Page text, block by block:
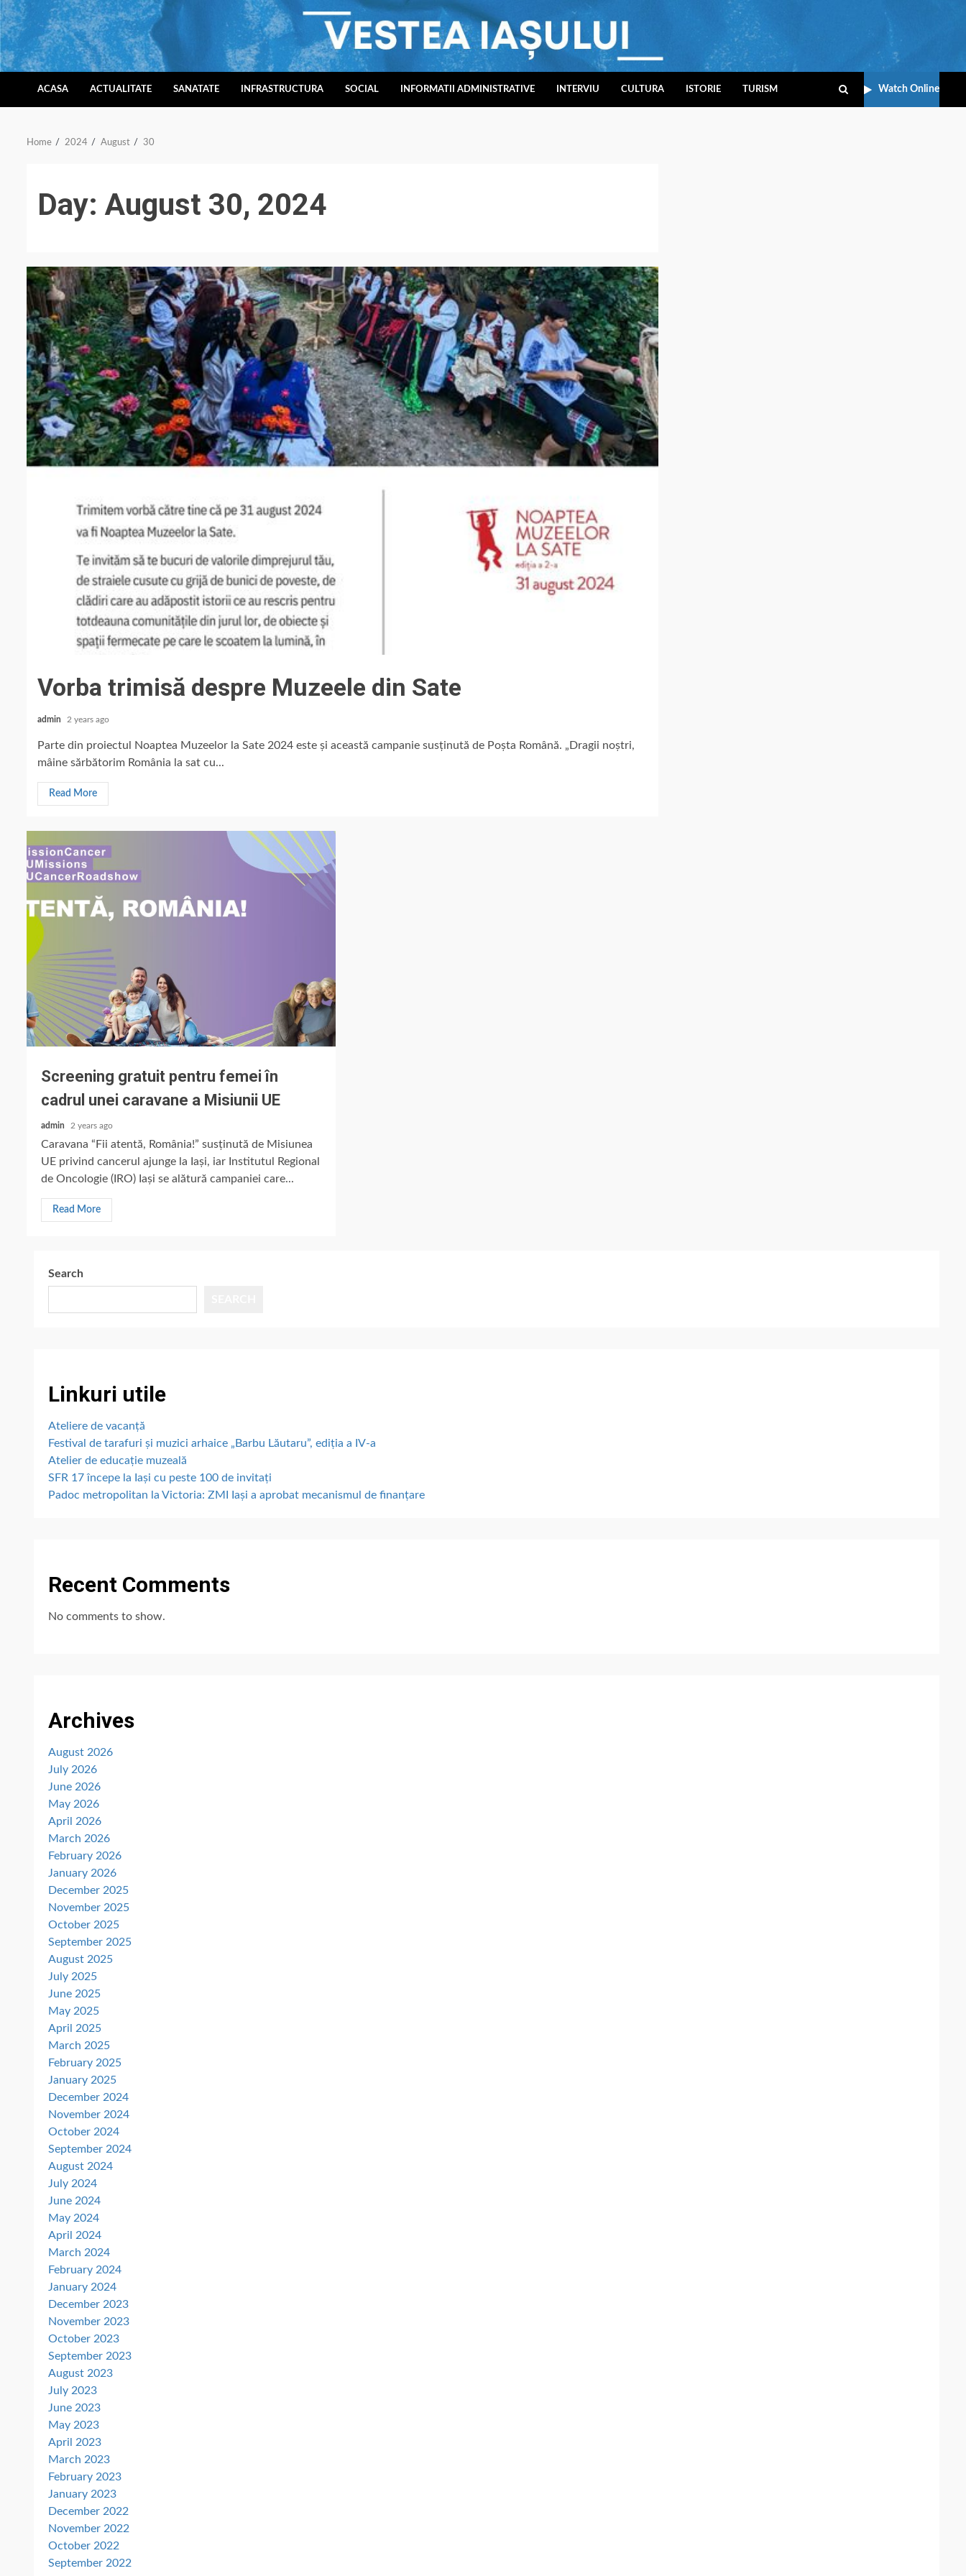
Skip
to
content
ACASA ACTUALITATE SANATATE INFRASTRUCTURA SOCIAL INFORMATII ADMINISTRATIVE INTERVIU CULTURA ISTORIE TURISM Watch Online
Home 2024 August 30
Day: August 30, 2024
Vorba trimisă despre Muzeele din Sate
admin 2 years ago
Parte din proiectul Noaptea Muzeelor la Sate 2024 este și această campanie susținută de Poșta Română. „Dragii noștri,
mâine sărbătorim România la sat cu...
Read More
Screening gratuit pentru femei în
cadrul unei caravane a Misiunii UE
admin 2 years ago
Caravana “Fii atentă, România!” susținută de Misiunea
UE privind cancerul ajunge la Iași, iar Institutul Regional
de Oncologie (IRO) Iași se alătură campaniei care...
Read More
Search
Linkuri utile
Ateliere de vacanță
Festival de tarafuri și muzici arhaice „Barbu Lăutaru”, ediția a IV-a
Atelier de educație muzeală
SFR 17 începe la Iași cu peste 100 de invitați
Padoc metropolitan la Victoria: ZMI Iași a aprobat mecanismul de finanțare
Recent Comments
No comments to show.
Archives
August 2026
July 2026
June 2026
May 2026
April 2026
March 2026
February 2026
January 2026
December 2025
November 2025
October 2025
September 2025
August 2025
July 2025
June 2025
May 2025
April 2025
March 2025
February 2025
January 2025
December 2024
November 2024
October 2024
September 2024
August 2024
July 2024
June 2024
May 2024
April 2024
March 2024
February 2024
January 2024
December 2023
November 2023
October 2023
September 2023
August 2023
July 2023
June 2023
May 2023
April 2023
March 2023
February 2023
January 2023
December 2022
November 2022
October 2022
September 2022